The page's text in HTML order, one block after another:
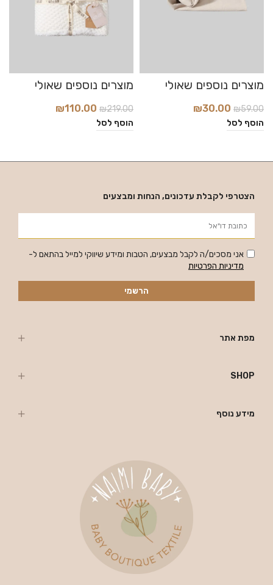
₪59.00
₪30.00
הוסף לסל
₪219.00
₪110.00
הוסף לסל
מפת אתר
SHOP
מידע נוסף
הצטרפי לקבלת עדכונים, הנחות ומבצעים
אני מסכים/ה לקבל מבצעים, הטבות ומידע שיווקי למייל בהתאם ל-
מדיניות הפרטיות
הרשמי